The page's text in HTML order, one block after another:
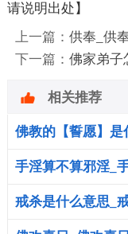
请说明出处】
上一篇： 供奉_供
下一篇： 佛家弟子
佛教的【誓愿】是
思？
手淫算不算邪淫_
些危害
戒杀是什么意思_
相关推荐